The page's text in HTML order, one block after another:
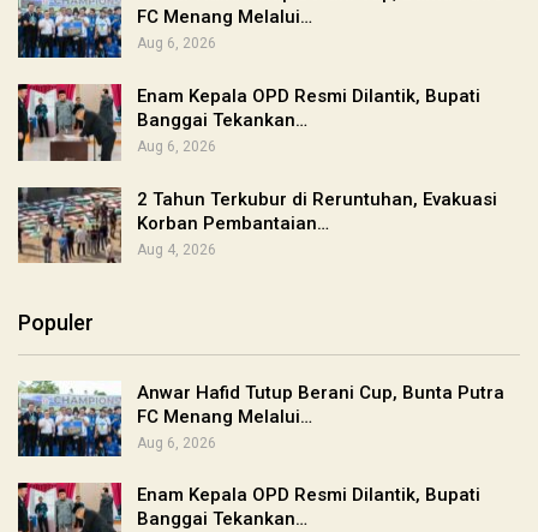
FC Menang Melalui…
Aug 6, 2026
Enam Kepala OPD Resmi Dilantik, Bupati
Banggai Tekankan…
Aug 6, 2026
2 Tahun Terkubur di Reruntuhan, Evakuasi
Korban Pembantaian…
Aug 4, 2026
Populer
Anwar Hafid Tutup Berani Cup, Bunta Putra
FC Menang Melalui…
Aug 6, 2026
Enam Kepala OPD Resmi Dilantik, Bupati
Banggai Tekankan…